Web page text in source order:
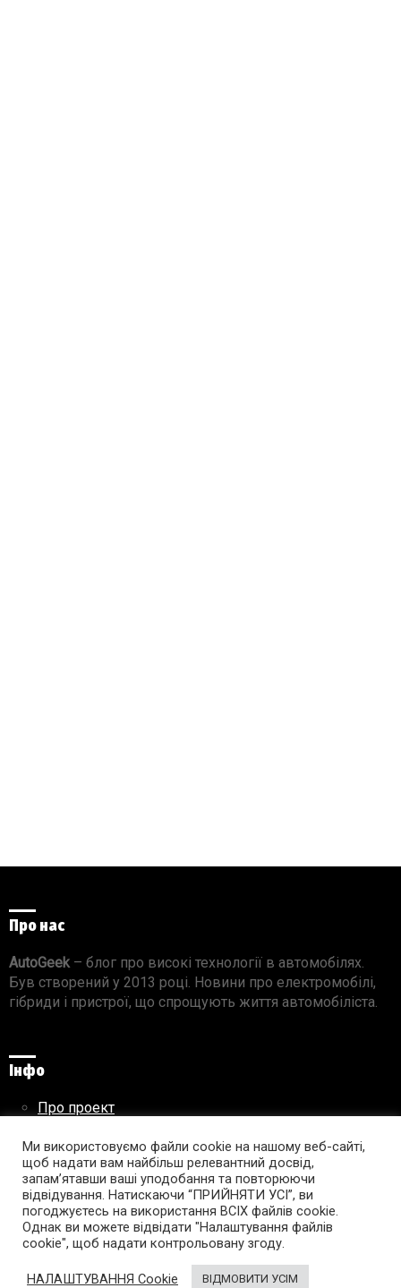
Про нас
AutoGeek – блог про високі технології в автомобілях.
Був створений у 2013 році. Новини про електромобілі,
гібриди і пристрої, що спрощують життя автомобіліста.
Інфо
Про проект
Правила використання матеріалів
Підпишись на AutoGeek!
facebooktwitter instagramyoutube tumblr linkedin
Ми використовуємо файли cookie на нашому веб-сайті,
щоб надати вам найбільш релевантний досвід,
запам’ятавши ваші уподобання та повторюючи
відвідування. Натискаючи “ПРИЙНЯТИ УСІ”, ви
погоджуєтесь на використання ВСІХ файлів cookie.
Однак ви можете відвідати "Налаштування файлів
cookie", щоб надати контрольовану згоду.
НАЛАШТУВАННЯ Cookie ВІДМОВИТИ УСІМ